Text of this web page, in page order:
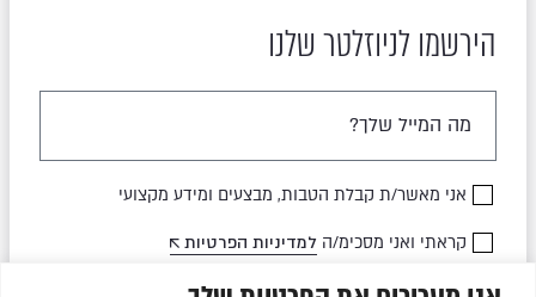
הירשמו לניוזלטר שלנו
אני מאשר/ת קבלת הטבות, מבצעים ומידע מקצועי
קראתי ואני מסכימ/ה למדיניות הפרטיות